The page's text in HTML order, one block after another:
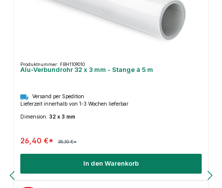
Produktnummer: FBH1109010
Alu-Verbundrohr 32 x 3 mm - Stange á 5 m
Versand per Spedition
Lieferzeit innerhalb von 1-3 Wochen lieferbar
Dimension: 32 x 3 mm
26,40 €* 35,10 €*
In den Warenkorb